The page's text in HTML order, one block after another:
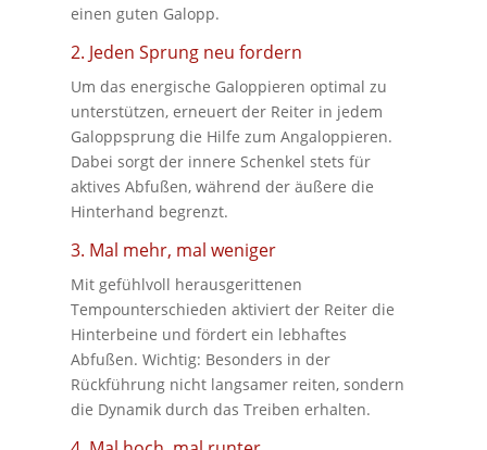
einen guten Galopp.
2. Jeden Sprung neu fordern
Um das energische Galoppieren optimal zu
unterstützen, erneuert der Reiter in jedem
Galoppsprung die Hilfe zum Angaloppieren.
Dabei sorgt der innere Schenkel stets für
aktives Abfußen, während der äußere die
Hinterhand begrenzt.
3. Mal mehr, mal weniger
Mit gefühlvoll herausgerittenen
Tempounterschieden aktiviert der Reiter die
Hinterbeine und fördert ein lebhaftes
Abfußen. Wichtig: Besonders in der
Rückführung nicht langsamer reiten, sondern
die Dynamik durch das Treiben erhalten.